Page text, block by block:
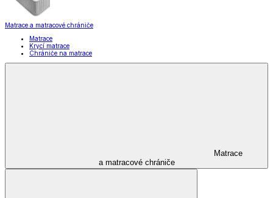
Matrace a matracové chrániče
Matrace
Krycí matrace
Chrániče na matrace
Matrace
a matracové chrániče